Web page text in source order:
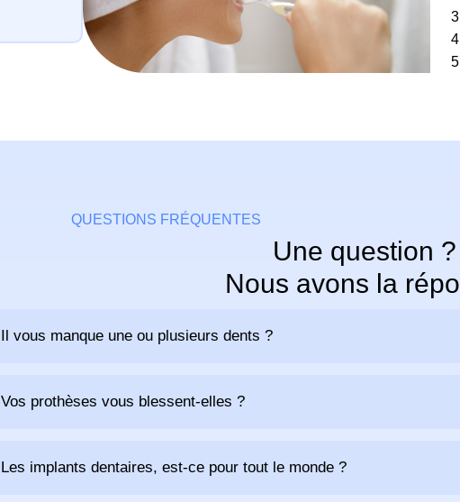
QUESTIONS FRÉQUENTES
Une question ?
Nous avons la
Il vous manque une ou plusieurs dents ?
Vos prothèses vous blessent-elles ?
Les implants dentaires, est-ce pour tout le monde ?